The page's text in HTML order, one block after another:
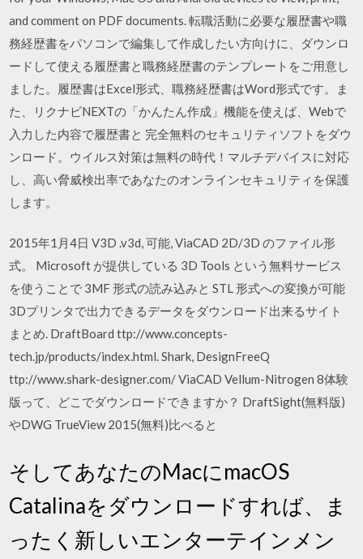
and comment on PDF documents. 転職活動に必要な履歴書や職
務経歴書をパソコンで編集して作成したい方向けに、ダウンロ
ードして使える履歴書と職務経歴書のテンプレートをご用意し
ました。履歴書はExcel形式、職務経歴書はWord形式です。ま
た、リクナビNEXTの「かんたん作成」機能を使えば、Webで
入力した内容で履歴書と 完全無料のセキュリティソフトをダウ
ンロード。ウイルス対策は無料の時代！マルチデバイスに対応
し、高い脅威検出率であなたのオンラインセキュリティを保護
します。
2015年1月4日 V3D .v3d, 可能, ViaCAD 2D/3D のファイル形
式。 Microsoft が提供している 3D Tools という無料サービス
を使うことで 3MF 形式の読み込みと STL 形式への変換が可能
3Dプリンタで出力できるデータをダウンロード出来るサイト
まとめ. DraftBoard ttp://www.concepts-
tech.jp/products/index.html. Shark, DesignFreeQ
ttp://www.shark-designer.com/ ViaCAD Vellum-Nitrogen 8体験
版って、どこでダウンロードできますか？ DraftSight(無料版)
やDWG TrueView 2015(無料)比べると
そしてあなたのMacにmacOS
Catalinaをダウンロードすれば、ま
ったく新しいエンターテインメン